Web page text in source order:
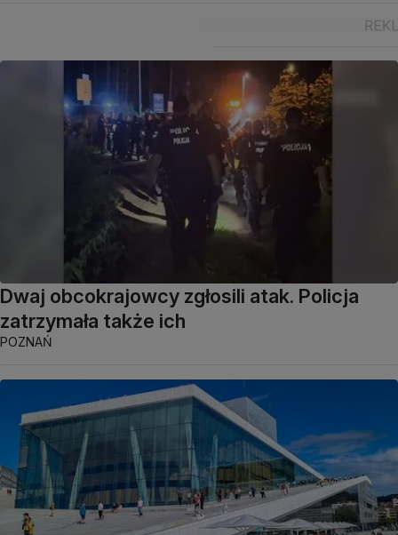
Dwaj obcokrajowcy zgłosili atak. Policja
zatrzymała także ich
POZNAŃ